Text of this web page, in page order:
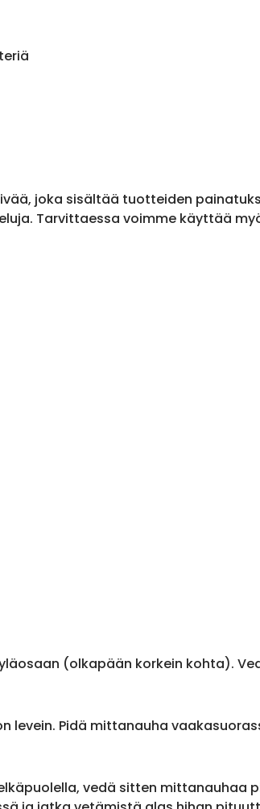
joka sisältää tuotteiden
Tarvittaessa voimme käyttää
(olkapään korkein kohta).
levein. Pidä mittanauha
vedä sitten mittanauhaa